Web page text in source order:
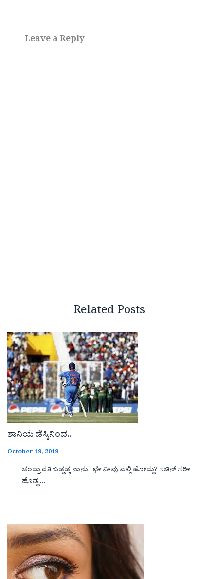
Leave a Reply
Related Posts
ಶಾನಿಯ ಡೆಸ್ಕಿನಿಂದ…
October 19, 2019
ಚಂದ್ರಾವತಿ ಬಡ್ಡಡ್ಕ ನಾನು- ಛೇ ನೀವು ಎಲ್ಲಿ ಹೋದ್ದು? ಸಚಿನ್ ಸರೀ
ಹೊಡ್ದ,…